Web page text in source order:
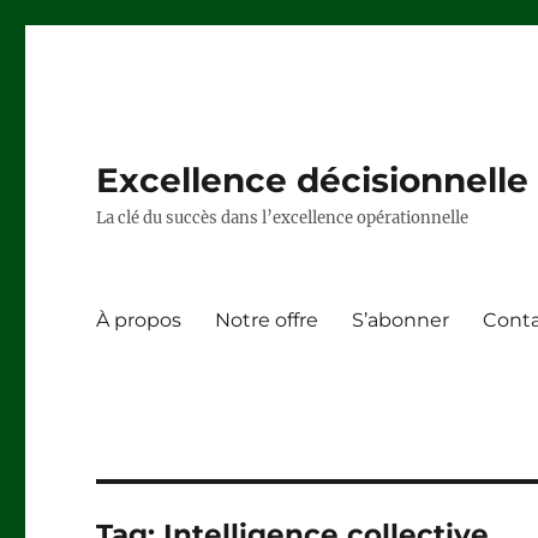
Excellence
La clé du succès dans l’excellence opérationnelle
À propos Notre offre S’abonner